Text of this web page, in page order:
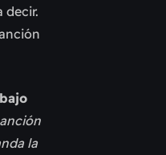
decir.
la